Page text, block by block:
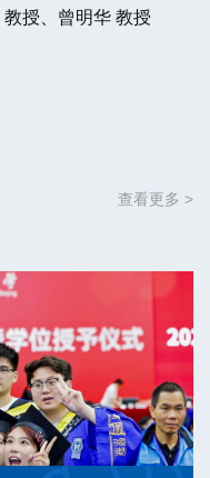
授、曾明华 教授
查看更多 >